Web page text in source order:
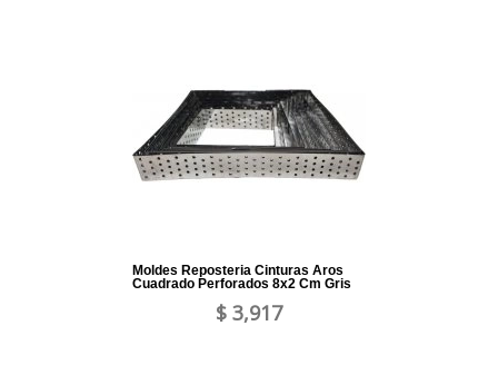
Moldes Reposteria Cinturas Aros
Cuadrado Perforados 8x2 Cm Gris
$ 3,917